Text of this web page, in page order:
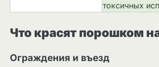
токсичных
Что красят порошком
Ограждения и въезд